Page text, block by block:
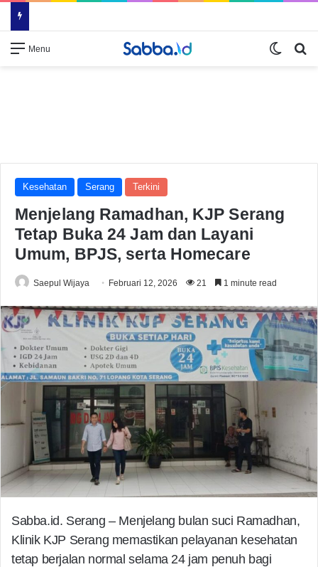
Menu
Kesehatan Serang Terkini
Menjelang Ramadhan, KJP Serang
Tetap Buka 24 Jam dan Layani
Umum, BPJS, serta Homecare
Saepul Wijaya Februari 12, 2026 21 1 minute read
Sabba.id. Serang – Menjelang bulan suci Ramadhan,
Klinik KJP Serang memastikan pelayanan kesehatan
tetap berjalan normal selama 24 jam penuh bagi